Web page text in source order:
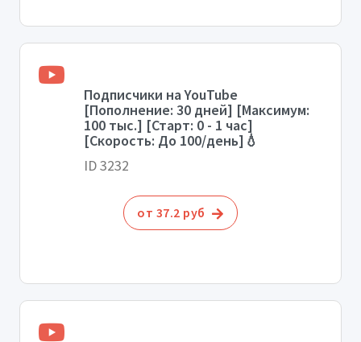
Подписчики на YouTube
[Пополнение: 30 дней] [Максимум:
100 тыс.] [Старт: 0 - 1 час]
[Скорость: До 100/день]💧
ID 3232
от 37.2 руб